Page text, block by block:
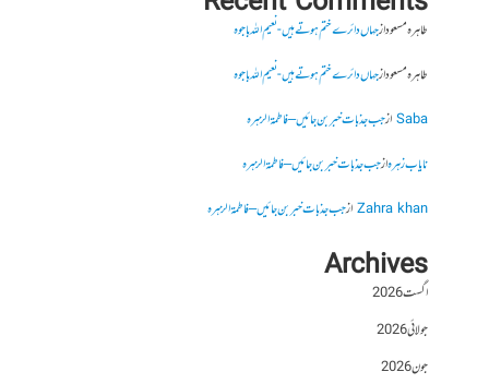
طاہرہ مسعودازجہاں دائرے ختم ہوتے ہیں- نعیم اللہ باجوہ
طاہرہ مسعودازجہاں دائرے ختم ہوتے ہیں- نعیم اللہ باجوہ
Sabaازجب جذبات خبر بن جائیں – فاطمۃالزہرہ
نایاب زہرہازجب جذبات خبر بن جائیں – فاطمۃالزہرہ
Zahra khanازجب جذبات خبر بن جائیں – فاطمۃالزہرہ
Archives
اگست 2026
جولائی 2026
جون 2026